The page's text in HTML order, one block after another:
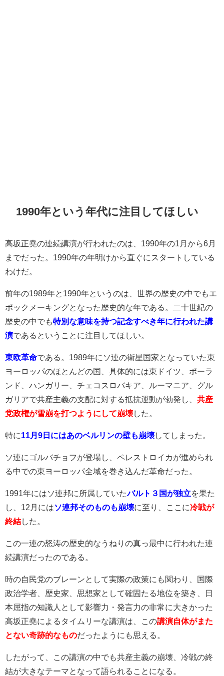
1990年という年代に注目してほしい
高坂正堯の連続講演が行われたのは、1990年の1月から6月
までだった。1990年の年明けから直ぐにスタートしている
わけだ。
前年の1989年と1990年というのは、世界の歴史の中でもエ
ポックメーキングとなった歴史的な年である。二十世紀の
歴史の中でも特別な意味を持つ記念すべき年に行われた講
演であるということに注目してほしい。
東欧革命である。1989年にソ連の衛星国家となっていた東
ヨーロッパのほとんどの国、具体的には東ドイツ、ポーラ
ンド、ハンガリー、チェコスロバキア、ルーマニア、グル
ガリアで共産主義の支配に対する抵抗運動が勃発し、 共産
党政権が雪崩を打つようにして崩壊した。
特に11月9日にはあのベルリンの壁も崩壊してしまった。
ソ連にゴルバチョフが登場し、ペレストロイカが進められ
る中での東ヨーロッパ全域を巻き込んだ革命だった。
1991年にはソ連邦に所属していたバルト３国が独立を果た
し、12月にはソ連邦そのものも崩壊に至り、ここに冷戦が
終結した。
この一連の怒涛の歴史的なうねりの真っ最中に行われた連
続講演だったのである。
時の自民党のブレーンとして実際の政策にも関わり、国際
政治学者、歴史家、思想家として確固たる地位を築き、日
本屈指の知識人として影響力・発言力の非常に大きかった
高坂正堯によるタイムリーな講演は、この講演自体がまた
とない奇跡的なものだったようにも思える。
したがって、この講演の中でも共産主義の崩壊、冷戦の終
結が大きなテーマとなって語られることになる。